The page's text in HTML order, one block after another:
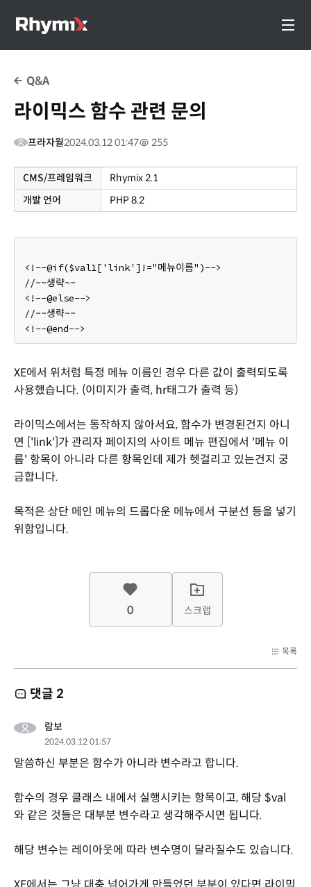
Q&A
라이믹스 함수 관련 문의
프라자월2024.03.12 01:47 255
CMS/프레임워크
Rhymix 2.1
개발 언어
PHP 8.2
<!--@if($val1['link']!="메뉴이름")-->
//~~생략~~
<!--@else-->
//~~생략~~
<!--@end-->
XE에서 위처럼 특정 메뉴 이름인 경우 다른 값이 출력되도록
사용했습니다. (이미지가 출력, hr태그가 출력 등)
라이믹스에서는 동작하지 않아서요, 함수가 변경된건지 아니
면 ['link']가 관리자 페이지의 사이트 메뉴 편집에서 '메뉴 이
름' 항목이 아니라 다른 항목인데 제가 헷걸리고 있는건지 궁
금합니다.
목적은 상단 메인 메뉴의 드롭다운 메뉴에서 구분선 등을 넣기
위함입니다.
0 스크랩
목록
댓글 2
람보
2024.03.12 01:57
말씀하신 부분은 함수가 아니라 변수라고 합니다.
함수의 경우 클래스 내에서 실행시키는 항목이고, 해당 $val
와 같은 것들은 대부분 변수라고 생각해주시면 됩니다.
해당 변수는 레이아웃에 따라 변수명이 달라질수도 있습니다.